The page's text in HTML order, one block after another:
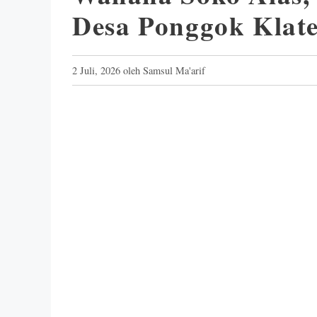
Desa Ponggok
2 Juli, 2026 oleh Samsul Ma'arif